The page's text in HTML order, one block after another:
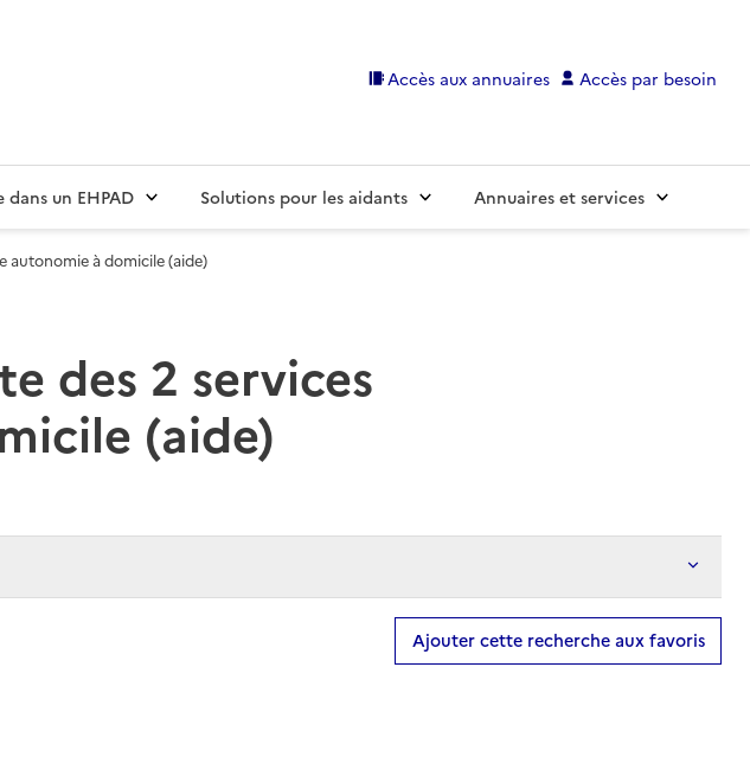
Accès aux annuaires Accès par besoin
dans un EHPAD Solutions pour les aidants Annuaires et services
autonomie à domicile (aide)
des 2 services
(aide)
Ajouter cette recherche aux favoris